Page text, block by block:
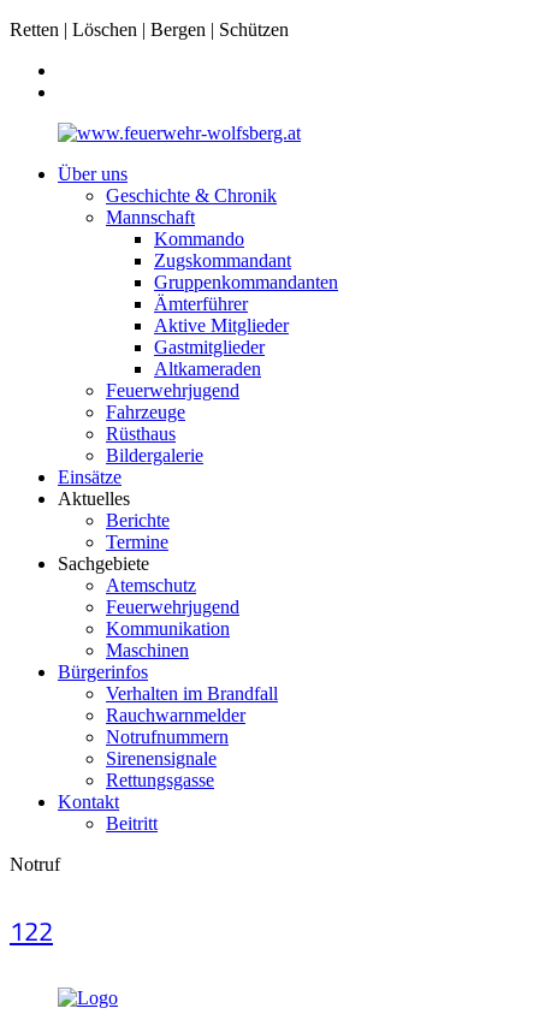
Retten | Löschen | Bergen | Schützen
Über uns
Geschichte & Chronik
Mannschaft
Kommando
Zugskommandant
Gruppenkommandanten
Ämterführer
Aktive Mitglieder
Gastmitglieder
Altkameraden
Feuerwehrjugend
Fahrzeuge
Rüsthaus
Bildergalerie
Einsätze
Aktuelles
Berichte
Termine
Sachgebiete
Atemschutz
Feuerwehrjugend
Kommunikation
Maschinen
Bürgerinfos
Verhalten im Brandfall
Rauchwarnmelder
Notrufnummern
Sirenensignale
Rettungsgasse
Kontakt
Beitritt
Notruf
122